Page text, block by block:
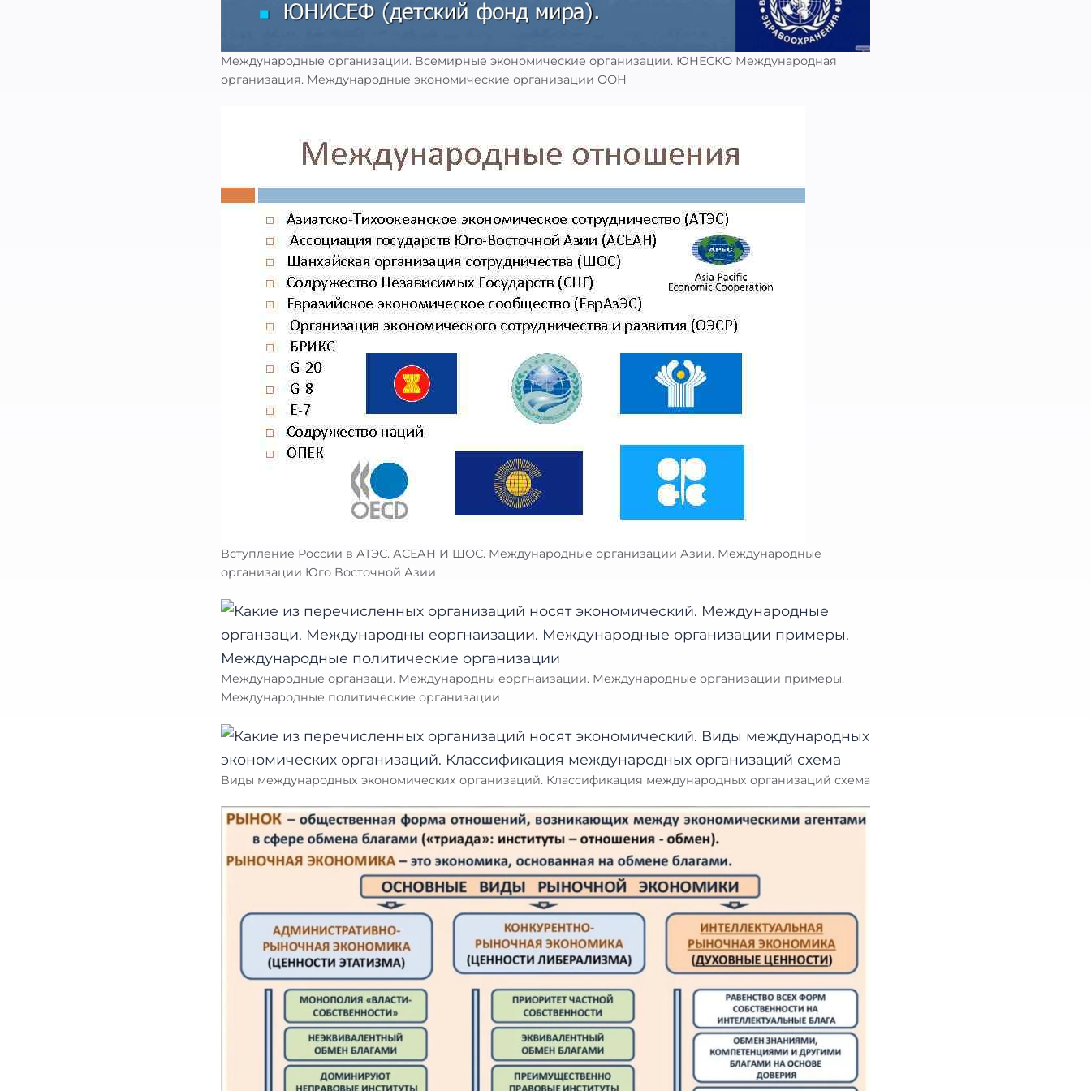
Международные организации. Всемирные экономические организации. ЮНЕСКО Международная
организация. Международные экономические организации ООН
Вступление России в АТЭС. АСЕАН И ШОС. Международные организации Азии. Международные
организации Юго Восточной Азии
Международные органзаци. Международны еоргнаизации. Международные организации примеры.
Международные политические организации
Виды международных экономических организаций. Классификация международных организаций схема